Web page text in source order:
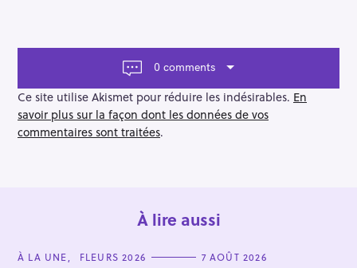
a
g
a
t
i
0 comments
Ce site utilise Akismet pour réduire les indésirables. En
savoir plus sur la façon dont les données de vos
commentaires sont traitées.
À lire aussi
C
À LA UNE FLEURS 2026 7 AOÛT 2026